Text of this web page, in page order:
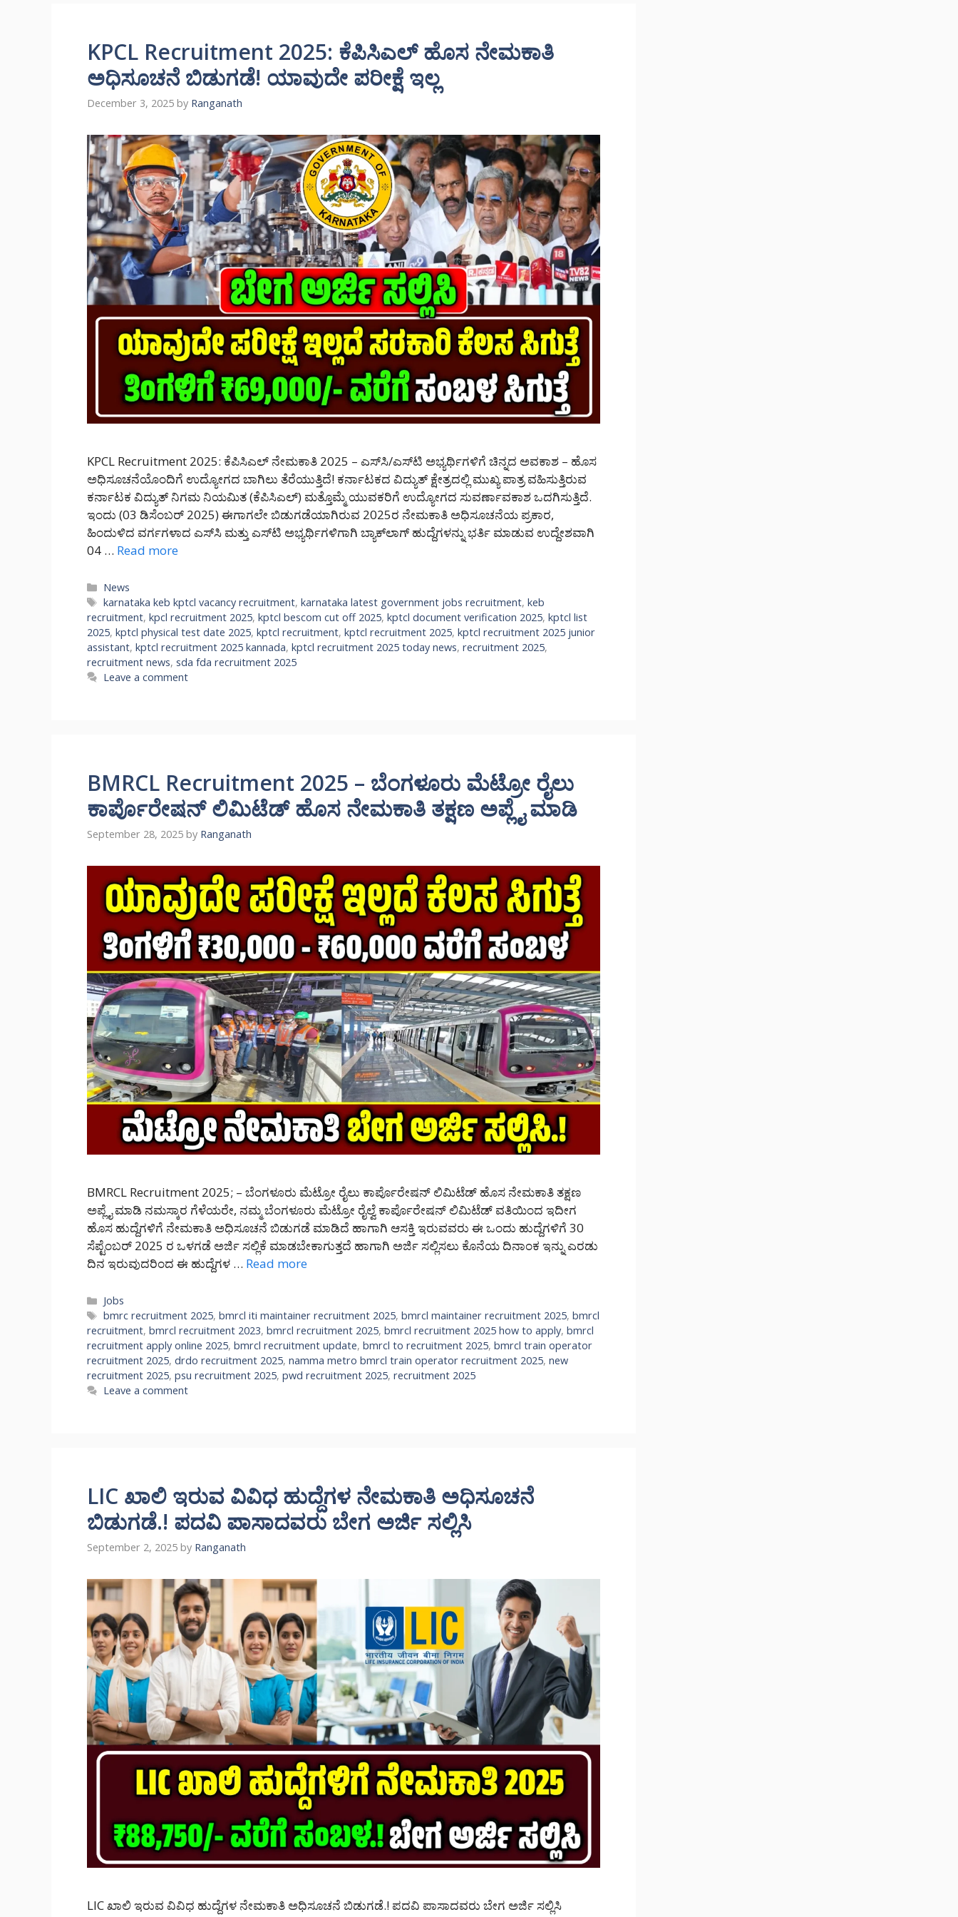
KPCL Recruitment 2025: ಕೆಪಿಸಿಎಲ್ ಹೊಸ ನೇಮಕಾತಿ
ಅಧಿಸೂಚನೆ ಬಿಡುಗಡೆ! ಯಾವುದೇ ಪರೀಕ್ಷೆ ಇಲ್ಲ
December 3, 2025 by Ranganath
KPCL Recruitment 2025: ಕೆಪಿಸಿಎಲ್ ನೇಮಕಾತಿ 2025 – ಎಸ್‌ಸಿ/ಎಸ್‌ಟಿ ಅಭ್ಯರ್ಥಿಗಳಿಗೆ ಚಿನ್ನದ ಅವಕಾಶ – ಹೊಸ
ಅಧಿಸೂಚನೆಯೊಂದಿಗೆ ಉದ್ಯೋಗದ ಬಾಗಿಲು ತೆರೆಯುತ್ತಿದೆ! ಕರ್ನಾಟಕದ ವಿದ್ಯುತ್ ಕ್ಷೇತ್ರದಲ್ಲಿ ಮುಖ್ಯ ಪಾತ್ರ ವಹಿಸುತ್ತಿರುವ
ಕರ್ನಾಟಕ ವಿದ್ಯುತ್ ನಿಗಮ ನಿಯಮಿತ (ಕೆಪಿಸಿಎಲ್) ಮತ್ತೊಮ್ಮೆ ಯುವಕರಿಗೆ ಉದ್ಯೋಗದ ಸುವರ್ಣಾವಕಾಶ ಒದಗಿಸುತ್ತಿದೆ.
ಇಂದು (03 ಡಿಸೆಂಬರ್ 2025) ಈಗಾಗಲೇ ಬಿಡುಗಡೆಯಾಗಿರುವ 2025ರ ನೇಮಕಾತಿ ಅಧಿಸೂಚನೆಯ ಪ್ರಕಾರ,
ಹಿಂದುಳಿದ ವರ್ಗಗಳಾದ ಎಸ್‌ಸಿ ಮತ್ತು ಎಸ್‌ಟಿ ಅಭ್ಯರ್ಥಿಗಳಿಗಾಗಿ ಬ್ಯಾಕ್‌ಲಾಗ್ ಹುದ್ದೆಗಳನ್ನು ಭರ್ತಿ ಮಾಡುವ ಉದ್ದೇಶವಾಗಿ
04 … Read more
Categories
News
Tags
karnataka keb kptcl vacancy recruitment,karnataka latest government jobs recruitment,keb
recruitment, kpcl recruitment 2025, kptcl bescom cut off 2025, kptcl document verification 2025, kptcl list
2025, kptcl physical test date 2025, kptcl recruitment, kptcl recruitment 2025, kptcl recruitment 2025 junior
assistant, kptcl recruitment 2025 kannada, kptcl recruitment 2025 today news, recruitment 2025,
recruitment news, sda fda recruitment 2025
Leave a comment
BMRCL Recruitment 2025 – ಬೆಂಗಳೂರು ಮೆಟ್ರೋ ರೈಲು
ಕಾರ್ಪೊರೇಷನ್ ಲಿಮಿಟೆಡ್ ಹೊಸ ನೇಮಕಾತಿ ತಕ್ಷಣ ಅಪ್ಲೈ ಮಾಡಿ
September 28, 2025 by Ranganath
BMRCL Recruitment 2025; – ಬೆಂಗಳೂರು ಮೆಟ್ರೋ ರೈಲು ಕಾರ್ಪೊರೇಷನ್ ಲಿಮಿಟೆಡ್ ಹೊಸ ನೇಮಕಾತಿ ತಕ್ಷಣ
ಅಪ್ಲೈ ಮಾಡಿ ನಮಸ್ಕಾರ ಗೆಳೆಯರೇ, ನಮ್ಮ ಬೆಂಗಳೂರು ಮೆಟ್ರೋ ರೈಲ್ವೆ ಕಾರ್ಪೊರೇಷನ್ ಲಿಮಿಟೆಡ್ ವತಿಯಿಂದ ಇದೀಗ
ಹೊಸ ಹುದ್ದೆಗಳಿಗೆ ನೇಮಕಾತಿ ಅಧಿಸೂಚನೆ ಬಿಡುಗಡೆ ಮಾಡಿದೆ ಹಾಗಾಗಿ ಆಸಕ್ತಿ ಇರುವವರು ಈ ಒಂದು ಹುದ್ದೆಗಳಿಗೆ 30
ಸೆಪ್ಟೆಂಬರ್ 2025 ರ ಒಳಗಡೆ ಅರ್ಜಿ ಸಲ್ಲಿಕೆ ಮಾಡಬೇಕಾಗುತ್ತದೆ ಹಾಗಾಗಿ ಅರ್ಜಿ ಸಲ್ಲಿಸಲು ಕೊನೆಯ ದಿನಾಂಕ ಇನ್ನು ಎರಡು
ದಿನ ಇರುವುದರಿಂದ ಈ ಹುದ್ದೆಗಳ … Read more
Categories
Jobs
Tags
bmrc recruitment 2025,bmrcl iti maintainer recruitment 2025,bmrcl maintainer recruitment 2025,bmrcl
recruitment, bmrcl recruitment 2023, bmrcl recruitment 2025, bmrcl recruitment 2025 how to apply, bmrcl
recruitment apply online 2025, bmrcl recruitment update, bmrcl to recruitment 2025, bmrcl train operator
recruitment 2025, drdo recruitment 2025, namma metro bmrcl train operator recruitment 2025, new
recruitment 2025, psu recruitment 2025, pwd recruitment 2025, recruitment 2025
Leave a comment
LIC ಖಾಲಿ ಇರುವ ವಿವಿಧ ಹುದ್ದೆಗಳ ನೇಮಕಾತಿ ಅಧಿಸೂಚನೆ
ಬಿಡುಗಡೆ.! ಪದವಿ ಪಾಸಾದವರು ಬೇಗ ಅರ್ಜಿ ಸಲ್ಲಿಸಿ
September 2, 2025 by Ranganath
LIC ಖಾಲಿ ಇರುವ ವಿವಿಧ ಹುದ್ದೆಗಳ ನೇಮಕಾತಿ ಅಧಿಸೂಚನೆ ಬಿಡುಗಡೆ.! ಪದವಿ ಪಾಸಾದವರು ಬೇಗ ಅರ್ಜಿ ಸಲ್ಲಿಸಿ